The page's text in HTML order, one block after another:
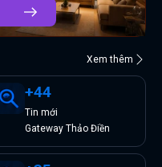
Xem thêm
+44
Tin mới
Gateway Thảo Điền